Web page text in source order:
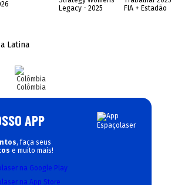
Latina
Colômbia
APP
, faça seus
e muito mais!